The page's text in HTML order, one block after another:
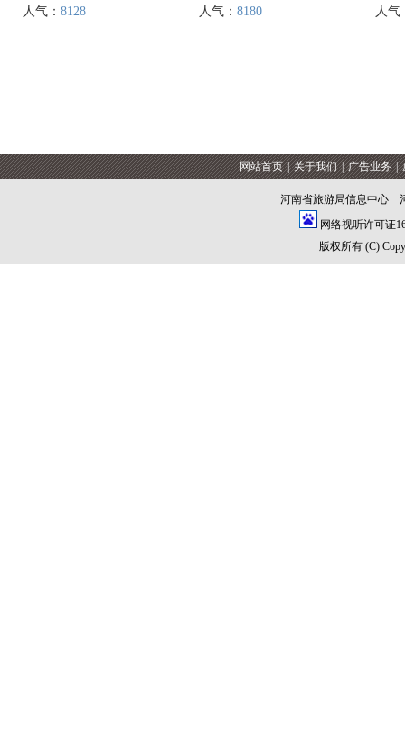
人气： 8128
人气： 8180
人气
网站首页 | 关于我们 | 广告业务 |
河南省旅游局信息中心
网络视听许可证
版权所有 (C)